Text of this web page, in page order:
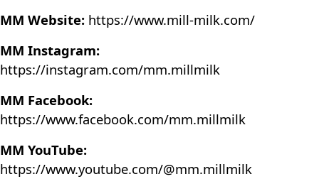
MM Website: https://www.mill-milk.com/
MM Instagram:
https://instagram.com/mm.millmilk
MM Facebook:
https://www.facebook.com/mm.millmilk
MM YouTube:
https://www.youtube.com/@mm.millmilk